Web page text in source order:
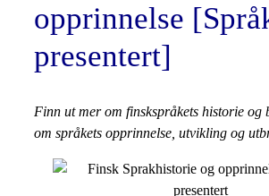
opprinnelse
presentert]
Finn ut mer om finskspråkets historie og
om språkets opprinnelse, utvikling og